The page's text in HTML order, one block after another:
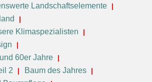
Landschaftselemente
Klimaspezialisten
60er Jahre
2
Baum des Jahres